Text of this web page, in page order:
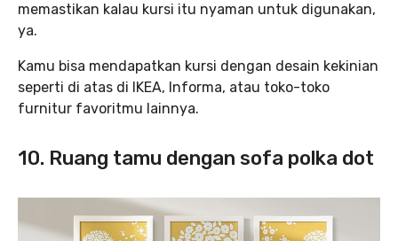
memastikan kalau kursi itu nyaman untuk digunakan,
ya.
Kamu bisa mendapatkan kursi dengan desain kekinian
seperti di atas di IKEA, Informa, atau toko-toko
furnitur favoritmu lainnya.
10. Ruang tamu dengan sofa polka dot